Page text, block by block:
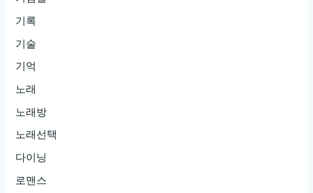
기록
기술
기억
노래
노래방
노래선택
다이닝
로맨스